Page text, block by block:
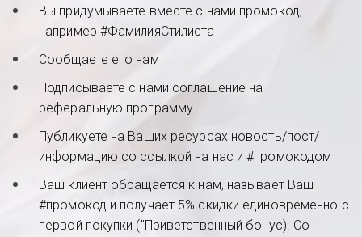
Вы придумываете вместе с нами промокод,
например #ФамилияСтилиста
Сообщаете его нам
Подписываете с нами соглашение на
реферальную программу
Публикуете на Ваших ресурсах новость/пост/
информацию со ссылкой на нас и #промокодом
Ваш клиент обращается к нам, называет Ваш
#промокод и получает 5% скидки единовременно с
первой покупки ("Приветственный бонус). Со